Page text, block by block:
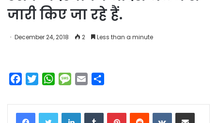
जारी किए जा रहे हैं.
December 24, 2018 2 Less than a minute
c
e
i
t
W
a
t
M
s
s
a
i
a
r
LinkedInTumblrPinterestReddit VKontakteShare via Email